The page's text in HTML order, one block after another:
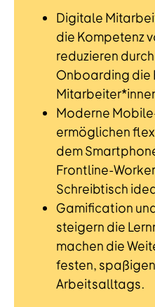
Digitale
die Kompetenz
reduzieren
Onboarding die
Moderne
ermöglichen
dem
Frontline-
Schreibtisch
Gamification
steigern die
machen die
festen,
Arbeitsalltags.